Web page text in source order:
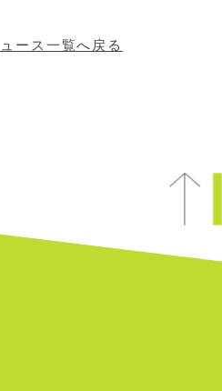
ース一覧へ戻る